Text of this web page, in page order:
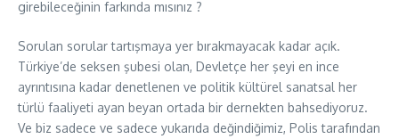
girebileceğinin farkında mısınız ?
Sorulan sorular tartışmaya yer bırakmayacak kadar açık.
Türkiye’de seksen şubesi olan, Devletçe her şeyi en ince
ayrıntısına kadar denetlenen ve politik kültürel sanatsal her
türlü faaliyeti ayan beyan ortada bir dernekten bahsediyoruz.
Ve biz sadece ve sadece yukarıda değindiğimiz, Polis tarafından